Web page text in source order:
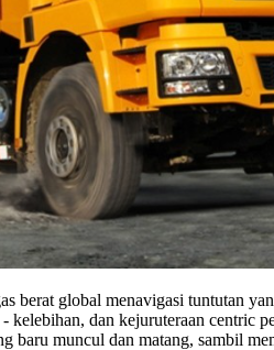
berat global menavigasi tuntutan
kelebihan, dan kejuruteraan centric
baru muncul dan matang, sambil